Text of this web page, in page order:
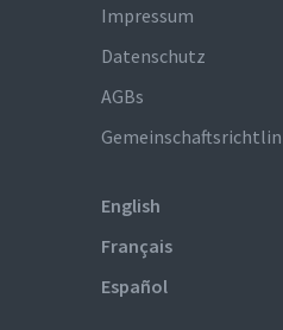
Impressum
Datenschutz
AGBs
English
Français
Español